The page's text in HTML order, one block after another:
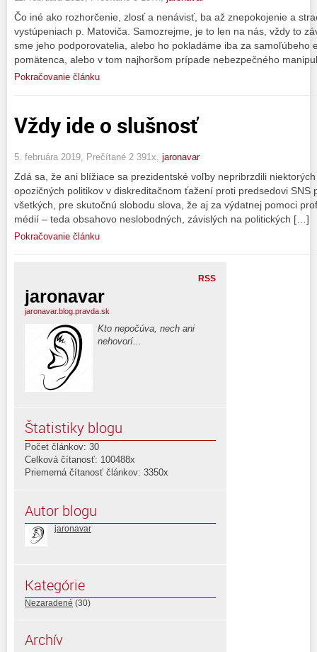
Čo iné ako rozhorčenie, zlosť a nenávisť, ba až znepokojenie a
vystúpeniach p. Matoviča. Samozrejme, je to len na nás, vždy to
sme jeho podporovatelia, alebo ho pokladáme iba za samoľúbeho
pomätenca, alebo v tom najhoršom prípade nebezpečného
Pokračovanie článku
Vždy ide o slušnosť
5. februára 2019, Prečítané 2 391x, jaronavar
Zdá sa, že ani blížiace sa prezidentské voľby nepribrzdili
opozičných politikov v diskreditačnom ťažení proti predsedovi SNS
všetkých, pre skutočnú slobodu slova, že aj za výdatnej pomoci
médií – teda obsahovo neslobodných, závislých na politických […]
Pokračovanie článku
RSS
jaronavar
jaronavar.blog.pravda.sk
Kto nepočúva, nech ani
nehovorí...
Štatistiky blogu
Počet článkov: 30
Celková čítanosť: 100488x
Priemerná čítanosť článkov: 3350x
Autor blogu
jaronavar
Kategórie
Nezaradené (30)
Archív